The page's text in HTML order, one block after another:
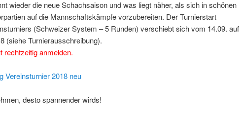
wieder die neue Schachsaison und was liegt näher, als sich in schönen
auf die Mannschaftskämpfe vorzubereiten. Der Turnierstart
(Schweizer System – 5 Runden) verschiebt sich vom 14.09. auf
(siehe Turnierausschreibung).
rechtzeitig anmelden.
Vereinsturnier 2018 neu
desto spannender wirds!